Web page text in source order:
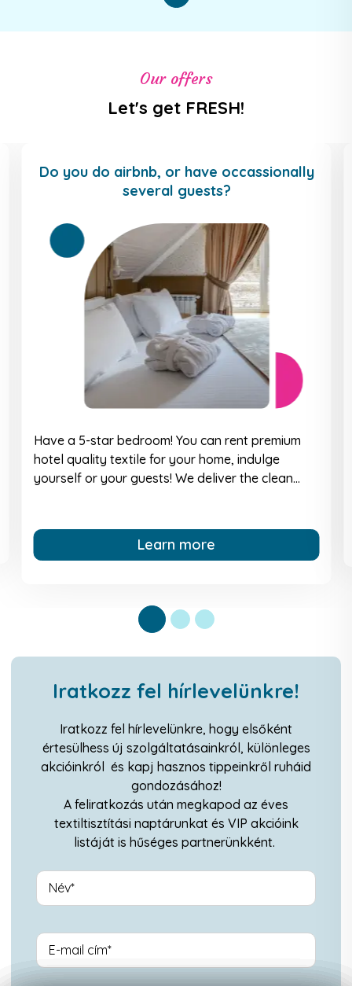
Our offers
Let's get FRESH!
Do you do airbnb, or have occassionally
several guests?
Have a 5-star bedroom! You can rent premium
hotel quality textile for your home, indulge
yourself or your guests! We deliver the clean
Convenient solution for small quantity or ad-hoc
bedlinen needs.
Learn more
Iratkozz fel hírlevelünkre!
Iratkozz fel hírlevelünkre, hogy elsőként
értesülhess új szolgáltatásainkról, különleges
akcióinkról és kapj hasznos tippeinkről ruháid
gondozásához!
A feliratkozás után megkapod az éves
textiltisztítási naptárunkat és VIP akcióink
listáját is hűséges partnerünkként.